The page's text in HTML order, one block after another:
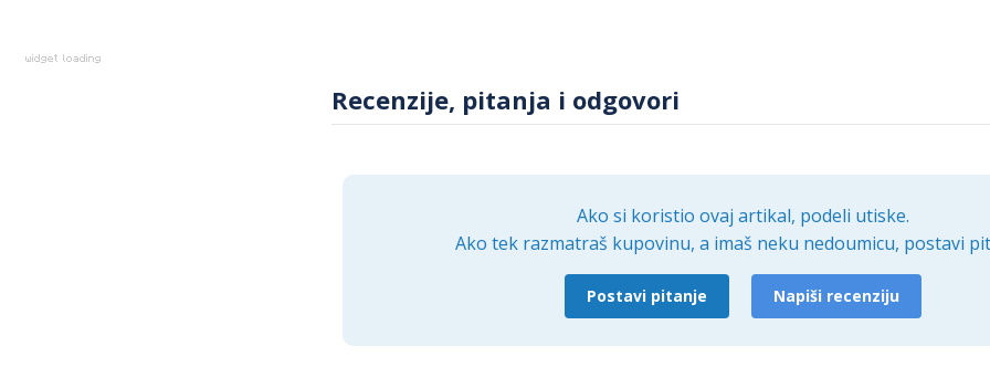
Recenzije, pitanja i odgovori
Ako si koristio ovaj artikal, podeli utiske.
Ako tek razmatraš kupovinu, a imaš neku nedoumicu, postavi
Postavi pitanje Napiši recenziju